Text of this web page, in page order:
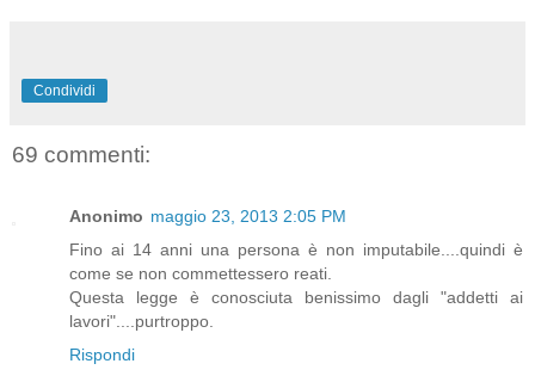
Condividi
69 commenti:
Anonimo maggio 23, 2013 2:05 PM
Fino ai 14 anni una persona è non imputabile....quindi è
come se non commettessero reati.
Questa legge è conosciuta benissimo dagli "addetti ai
lavori"....purtroppo.
Rispondi